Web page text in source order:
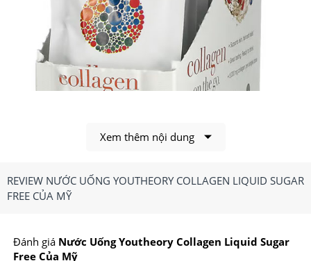
collagen và các loại acid có lợi cho cơ thể.
Xem thêm nội dung
REVIEW NƯỚC UỐNG YOUTHEORY COLLAGEN LIQUID SUGAR
FREE CỦA MỸ
Đánh giá Nước Uống Youtheory Collagen Liquid Sugar
Free Của Mỹ